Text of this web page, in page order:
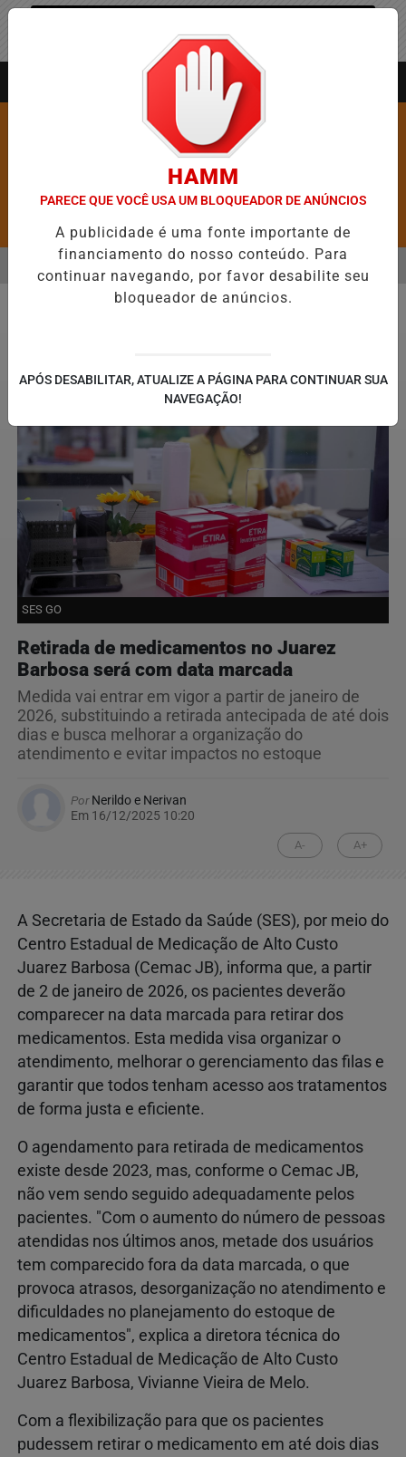
Pesquisar Notícia
EM ALTA
SES GO
Retirada de medicamentos no Juarez
Barbosa será com data marcada
Medida vai entrar em vigor a partir de janeiro de
2026, substituindo a retirada antecipada de até dois
dias e busca melhorar a organização do
atendimento e evitar impactos no estoque
PorNerildo e Nerivan
Em 16/12/2025 10:20
A- A+
A Secretaria de Estado da Saúde (SES), por meio do
Centro Estadual de Medicação de Alto Custo
Juarez Barbosa (Cemac JB), informa que, a partir
de 2 de janeiro de 2026, os pacientes deverão
comparecer na data marcada para retirar dos
medicamentos. Esta medida visa organizar o
atendimento, melhorar o gerenciamento das filas e
garantir que todos tenham acesso aos tratamentos
de forma justa e eficiente.
O agendamento para retirada de medicamentos
existe desde 2023, mas, conforme o Cemac JB,
não vem sendo seguido adequadamente pelos
pacientes. "Com o aumento do número de pessoas
atendidas nos últimos anos, metade dos usuários
tem comparecido fora da data marcada, o que
provoca atrasos, desorganização no atendimento e
dificuldades no planejamento do estoque de
medicamentos", explica a diretora técnica do
Centro Estadual de Medicação de Alto Custo
Juarez Barbosa, Vivianne Vieira de Melo.
Com a flexibilização para que os pacientes
pudessem retirar o medicamento em até dois dias
HAMM
PARECE QUE VOCÊ USA UM BLOQUEADOR DE ANÚNCIOS
A publicidade é uma fonte importante de
financiamento do nosso conteúdo. Para
continuar navegando, por favor desabilite seu
bloqueador de anúncios.
APÓS DESABILITAR, ATUALIZE A PÁGINA PARA CONTINUAR SUA
NAVEGAÇÃO!